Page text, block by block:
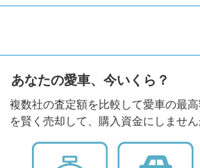
あなたの愛車、今いくら？
複数社の査定額を比較して愛車の最
を賢く売却して、購入資金にしません